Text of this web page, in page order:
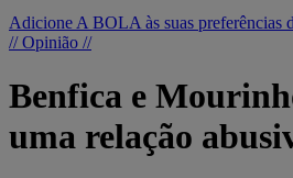
Adicione A BOLA às suas preferências
// Opinião //
Benfica e
uma relação